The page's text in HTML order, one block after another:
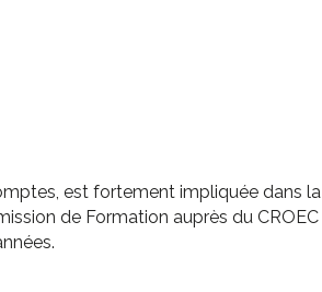
est fortement impliquée dans la
de Formation auprès du CROEC